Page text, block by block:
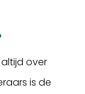
over
is de